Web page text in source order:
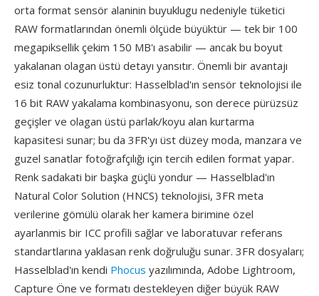
orta format sensör alaninin buyuklugu nedeniyle tüketici
RAW formatlarından önemli ölçüde büyüktür — tek bir 100
megapiksellik çekim 150 MB'ı asabilir — ancak bu boyut
yakalanan olagan üstü detayı yansıtır. Önemli bir avantajı
esiz tonal cozunurluktur: Hasselblad'ın sensör teknolojisi ile
16 bit RAW yakalama kombinasyonu, son derece pürüzsüz
geçişler ve olagan üstü parlak/koyu alan kurtarma
kapasitesi sunar; bu da 3FR'yı üst düzey moda, manzara ve
guzel sanatlar fotoğrafçılığı için tercih edilen format yapar.
Renk sadakati bir başka güçlü yondur — Hasselblad'ın
Natural Color Solution (HNCS) teknolojisi, 3FR meta
verilerine gömülü olarak her kamera birimine özel
ayarlanmis bir ICC profili sağlar ve laboratuvar referans
standartlarına yaklasan renk doğruluğu sunar. 3FR dosyaları;
Hasselblad'ın kendi Phocus yazılımında, Adobe Lightroom,
Capture Öne ve formatı destekleyen diğer büyük RAW